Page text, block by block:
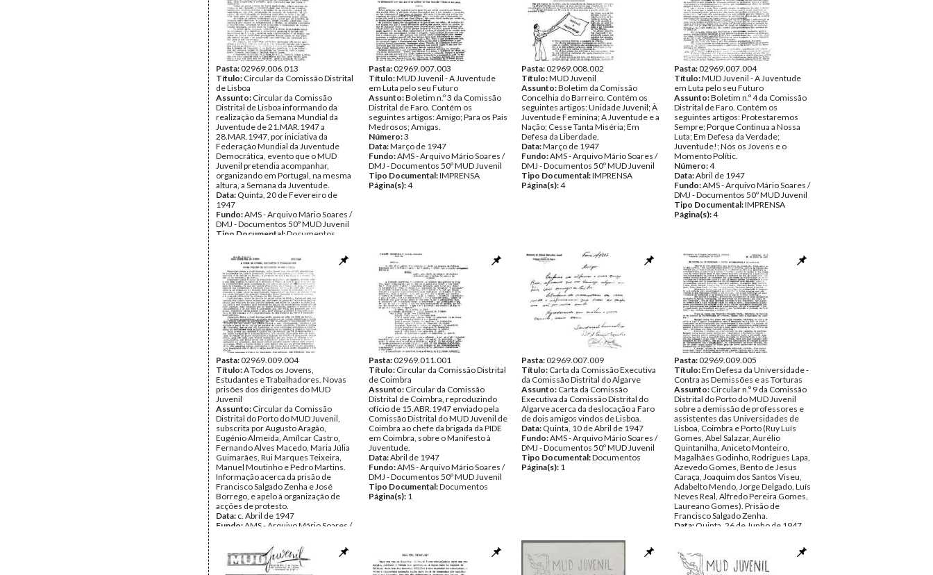
Pasta:02969.006.013
Título: Circular da Comissão Distrital
de Lisboa
Assunto: Circular da Comissão
Distrital de Lisboa informando da
realização da Semana Mundial da
Juventude de 21.MAR.1947 a
28.MAR.1947, por iniciativa da
Federação Mundial da Juventude
Democrática, evento que o MUD
Juvenil pretendia acompanhar,
organizando em Portugal, na mesma
altura, a Semana da Juventude.
Data: Quinta, 20 de Fevereiro de
1947
Fundo:AMS - Arquivo Mário Soares /
DMJ - Documentos 50º MUD Juvenil
Tipo Documental:Documentos
Pasta:02969.007.003
Título:MUD Juvenil - A Juventude
em Luta pelo seu Futuro
Assunto:Boletim n.º 3 da Comissão
Distrital de Faro. Contém os
seguintes artigos: Amigo; Para os Pais
Medrosos; Amigas.
Número:3
Data:Março de 1947
Fundo:AMS - Arquivo Mário Soares /
DMJ - Documentos 50º MUD Juvenil
Tipo Documental:IMPRENSA
Página(s):4
Pasta:02969.008.002
Título:MUD Juvenil
Assunto:Boletim da Comissão
Concelhia do Barreiro. Contém os
seguintes artigos: Unidade Juvenil; À
Juventude Feminina; A Juventude e a
Nação; Cesse Tanta Miséria; Em
Defesa da Liberdade.
Data:Março de 1947
Fundo:AMS - Arquivo Mário Soares /
DMJ - Documentos 50º MUD Juvenil
Tipo Documental:IMPRENSA
Página(s):4
Pasta:02969.007.004
Título:MUD Juvenil - A Juventude
em Luta pelo seu Futuro
Assunto:Boletim n.º 4 da Comissão
Distrital de Faro. Contém os
seguintes artigos: Protestaremos
Sempre; Porque Continua a Nossa
Luta; Em Defesa da Verdade;
Juventude!; Nós os Jovens e o
Momento Polític.
Número:4
Data:Abril de 1947
Fundo:AMS - Arquivo Mário Soares /
DMJ - Documentos 50º MUD Juvenil
Tipo Documental:IMPRENSA
Página(s):4
Pasta:02969.009.004
Título:A Todos os Jovens,
Estudantes e Trabalhadores. Novas
prisões dos dirigentes do MUD
Juvenil
Assunto: Circular da Comissão
Distrital do Porto do MUD Juvenil,
subscrita por Augusto Aragão,
Eugénio Almeida, Amílcar Castro,
Fernando Alves Macedo, Maria Júlia
Guimarães, Rui Marques Teixeira,
Manuel Moutinho e Pedro Martins.
Informação acerca da prisão de
Francisco Salgado Zenha e José
Borrego, e apelo à organização de
acções de protesto.
Data: c. Abril de 1947
Fundo: AMS - Arquivo Mário Soares /
Tipo Documental:
Documentos
Página(s):1
Pasta:02969.011.001
Título: Circular da Comissão Distrital
de Coimbra
Assunto: Circular da Comissão
Distrital de Coimbra, reproduzindo
ofício de 15.ABR.1947 enviado pela
Comissão Distrital do MUD Juvenil de
Coimbra ao chefe da brigada da PIDE
em Coimbra, sobre o Manifesto à
Juventude.
Data:Abril de 1947
Fundo:AMS - Arquivo Mário Soares /
DMJ - Documentos 50º MUD Juvenil
Tipo Documental:Documentos
Página(s): 1
Pasta:02969.007.009
Título: Carta da Comissão Executiva
da Comissão Distrital do Algarve
Assunto: Carta da Comissão
Executiva da Comissão Distrital do
Algarve acerca da deslocação a Faro
de dois amigos vindos de Lisboa.
Data: Quinta, 10 de Abril de 1947
Fundo:AMS - Arquivo Mário Soares /
DMJ - Documentos 50º MUD Juvenil
Tipo Documental:Documentos
Página(s): 1
Pasta:02969.009.005
Título:Em Defesa da Universidade -
Contra as Demissões e as Torturas
Assunto: Circular n.º 9 da Comissão
Distrital do Porto do MUD Juvenil
sobre a demissão de professores e
assistentes das Universidades de
Lisboa, Coimbra e Porto (Ruy Luís
Gomes, Abel Salazar, Aurélio
Quintanilha, Aniceto Monteiro,
Magalhães Godinho, Rodrigues Lapa,
Azevedo Gomes, Bento de Jesus
Caraça, Joaquim dos Santos Viseu,
Adabelto Mendo, Jorge Delgado, Luís
Neves Real, Alfredo Pereira Gomes,
Laureano Gomes). Prisão de
Francisco Salgado Zenha.
Data: Quinta, 26 de Junho de 1947
DMJ - Documentos 50º MUD Juvenil
Tipo Documental:
Página(s):1